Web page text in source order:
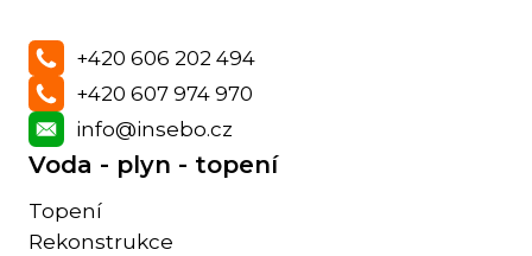
+420 606 202 494
+420 607 974 970
info@insebo.cz
Voda - plyn - topení
Topení
Rekonstrukce